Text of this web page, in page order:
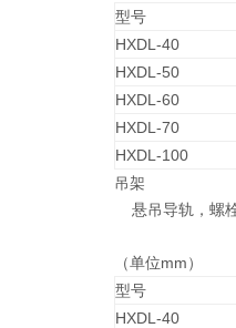
型号
HXDL-40
HXDL-50
HXDL-60
HXDL-70
HXDL-100
吊架
悬吊导轨，螺
（单位mm）
型号
HXDL-40